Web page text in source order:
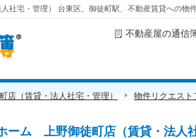
社宅・管理） 台東区、御徒町駅、不動産賃貸への物
不動産屋の通信
（賃貸・法人社宅・管理） 物件リクエスト
ーム 上野御徒町店（賃貸・法人